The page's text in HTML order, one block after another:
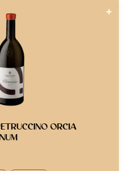
ORCIA